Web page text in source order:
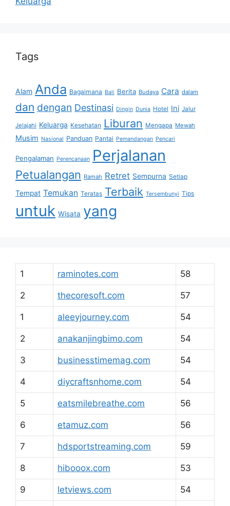
Tags
Alam Anda Bagaimana Bali Berita Budaya Cara dalam
dan dengan Destinasi Dingin Dunia Hotel Ini Jalur
Jelajahi Keluarga Kesehatan Liburan Mengapa Mewah
Musim Nasional Panduan Pantai Pemandangan Pencari
Pengalaman Perencanaan Perjalanan
Petualangan Ramah Retret Sempurna Setiap
Tempat Temukan Teratas Terbaik Tersembunyi Tips
untuk Wisata yang
1 raminotes.com 58
2 thecoresoft.com 57
1 aleeyjourney.com 54
2 anakanjingbimo.com 54
3 businesstimemag.com 54
4 diycraftsnhome.com 54
5 eatsmilebreathe.com 56
6 etamuz.com 56
7 hdsportstreaming.com 59
8 hibooox.com 53
9 letviews.com 54